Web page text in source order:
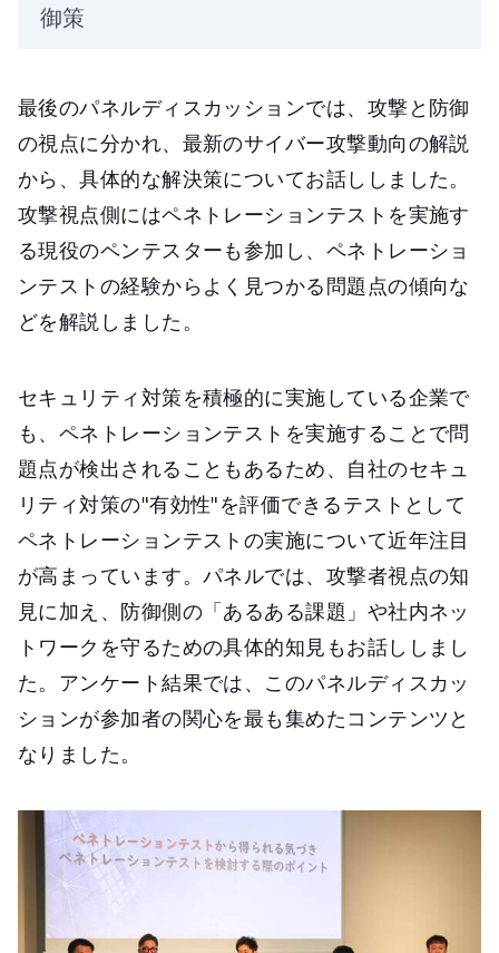
御策
最後のパネルディスカッションでは、攻撃と防御
の視点に分かれ、最新のサイバー攻撃動向の解説
から、具体的な解決策についてお話ししました。
攻撃視点側にはペネトレーションテストを実施す
る現役のペンテスターも参加し、ペネトレーショ
ンテストの経験からよく見つかる問題点の傾向な
どを解説しました。
セキュリティ対策を積極的に実施している企業で
も、ペネトレーションテストを実施することで問
題点が検出されることもあるため、自社のセキュ
リティ対策の"有効性"を評価できるテストとして
ペネトレーションテストの実施について近年注目
が高まっています。パネルでは、攻撃者視点の知
見に加え、防御側の「あるある課題」や社内ネッ
トワークを守るための具体的知見もお話ししまし
た。アンケート結果では、このパネルディスカッ
ションが参加者の関心を最も集めたコンテンツと
なりました。